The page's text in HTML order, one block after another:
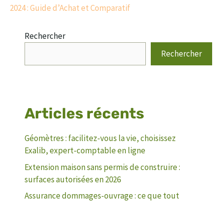
2024 : Guide d’Achat et Comparatif
Rechercher
Rechercher
Articles récents
Géomètres : facilitez-vous la vie, choisissez
Exalib, expert-comptable en ligne
Extension maison sans permis de construire :
surfaces autorisées en 2026
Assurance dommages-ouvrage : ce que tout